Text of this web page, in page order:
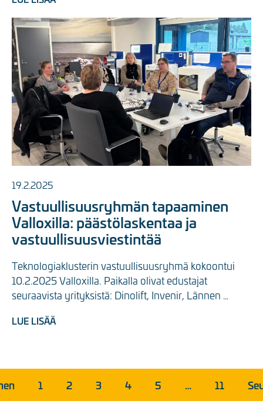
19.2.2025
Vastuullisuusryhmän tapaaminen
Valloxilla: päästölaskentaa ja
vastuullisuusviestintää
Teknologiaklusterin vastuullisuusryhmä kokoontui
10.2.2025 Valloxilla. Paikalla olivat edustajat
seuraavista yrityksistä: Dinolift, Invenir, Lännen
LUE LISÄÄ
1 2 3 4 5 … 11